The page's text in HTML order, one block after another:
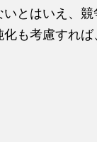
とはいえ、
も考慮すれ